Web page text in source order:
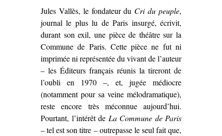
Nozière
(1913)’
Jules Vallès, le fondateur du Cri du peuple,
journal le plus lu de Paris insurgé, écrivit,
durant son exil, une pièce de théâtre sur la
Commune de Paris. Cette pièce ne fut ni
imprimée ni représentée du vivant de l’auteur
– les Éditeurs français réunis la tireront de
l’oubli en 1970 –, et, jugée médiocre
(notamment pour sa veine mélodramatique),
reste encore très méconnue aujourd’hui.
Pourtant, l’intérêt de La Commune de Paris
– tel est son titre – outrepasse le seul fait que,